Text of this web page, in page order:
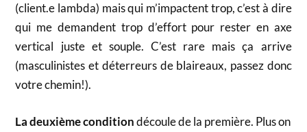
(client.e lambda) mais qui m’impactent trop, c’est à dire
qui me demandent trop d’effort pour rester en axe
vertical juste et souple. C’est rare mais ça arrive
(masculinistes et déterreurs de blaireaux, passez donc
votre chemin!).
La deuxième conditiondécoule de la première. Plus on